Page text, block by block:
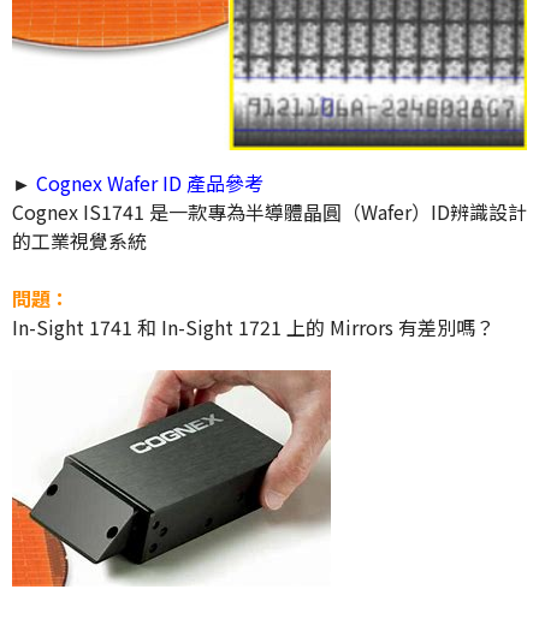
► Cognex Wafer ID 產品參考
Cognex IS1741 是一款專為半導體晶圓（Wafer）ID辨識設計
的工業視覺系統
問題：
In-Sight 1741 和 In-Sight 1721 上的 Mirrors 有差別嗎？